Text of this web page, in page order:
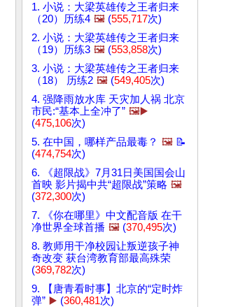
1. 小说：大梁英雄传之王者归来
（20）历练4 🖼️ (555,717次)
2. 小说：大梁英雄传之王者归来
（19）历练3 🖼️ (553,858次)
3. 小说：大梁英雄传之王者归来
（18） 历练2 🖼️ (549,405次)
4. 强降雨放水库 天灾加人祸 北京
市民:“基本上全冲了” 🖼️▶️
(475,106次)
5. 在中国，哪样产品最毒？ 🖼️ 📝
(474,754次)
6. 《超限战》7月31日美国国会山
首映 影片揭中共“超限战”策略 🖼️
(372,300次)
7. 《你在哪里》中文配音版 在干
净世界全球首播 🖼️ (370,495次)
8. 教师用干净校园让叛逆孩子神
奇改变 获台湾教育部最高殊荣
(369,782次)
9. 【唐青看时事】北京的“定时炸
弹” ▶️ (360,481次)